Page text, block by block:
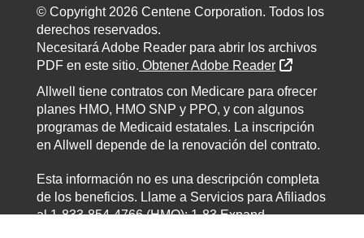
© Copyright 2026 Centene Corporation. Todos los
derechos reservados.
Necesitará Adobe Reader para abrir los archivos
PDF en este sitio. Obtener Adobe Reader
Sitio
Allwell tiene contratos con Medicare para ofrecer
planes HMO, HMO SNP y PPO, y con algunos
programas de Medicaid estatales. La inscripción
en Allwell depende de la renovación del contrato.
Esta información no es una descripción completa
de los beneficios. Llame a Servicios para Afiliados
al 1-833-854-4766 (HMO); 1-83 Expand